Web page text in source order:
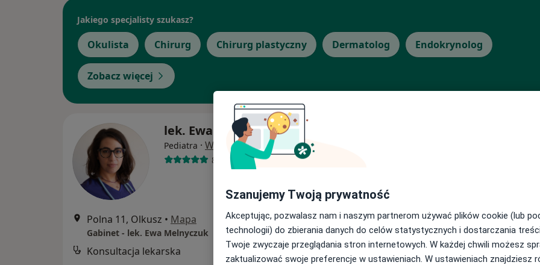
Jakiego specjalisty szukasz?
Okulista Chirurg Chirurg plastyczny Dermatolog Endokrynolog
Zobacz więcej
lek. Ewa Melnyczuk
Pediatra · Więcej
80 opinii
Polna 11, Olkusz • Mapa
Gabinet - lek. Ewa Melnyczuk
Konsultacja lekarska 230 zł
Szanujemy Twoją prywatność
Akceptując, pozwalasz nam i naszym partnerom używać plików cookie (lub
technologii) do zbierania danych do celów statystycznych i dostarczania
Twoje zwyczaje przeglądania stron internetowych. W każdej chwili możesz
zaktualizować swoje preferencje w ustawieniach. W ustawieniach znajdziesz